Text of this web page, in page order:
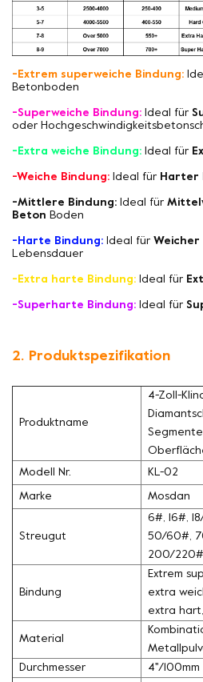
-Extrem superweiche Bindung:
Betonboden
-Superweiche Bindung: Ideal für
oder
-Extra weiche Bindung: Ideal für
-Weiche Bindung: Ideal für Harter
-Mittlere Bindung: Ideal für
Beton Boden
-Harte Bindung: Ideal für Weicher
Lebensdauer
-Extra harte Bindung: Ideal für
-Superharte Bindung: Ideal für
2. Produktspezifikation
Produktname
4-Zoll-
Modell Nr. KL-02
Marke Mosdan
Streugut
6#, 16#,
50/60#,
200/
Bindung
Extrem
extra
extra
Material
Durchmesser
4''/100mm